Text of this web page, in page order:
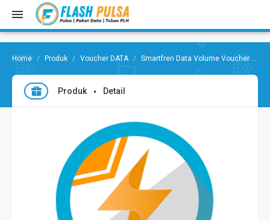
Produk Voucher DATA Smartfren Data Volume Voucher
Produk Detail